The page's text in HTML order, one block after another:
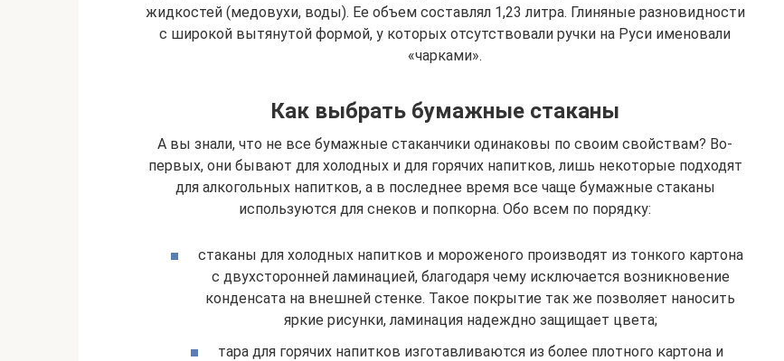
жидкостей (медовухи, воды). Ее объем составлял 1,23 литра. Глиняные разновидности
с широкой вытянутой формой, у которых отсутствовали ручки на Руси именовали
«чарками».
Как выбрать бумажные стаканы
А вы знали, что не все бумажные стаканчики одинаковы по своим свойствам? Во-
первых, они бывают для холодных и для горячих напитков, лишь некоторые подходят
для алкогольных напитков, а в последнее время все чаще бумажные стаканы
используются для снеков и попкорна. Обо всем по порядку:
стаканы для холодных напитков и мороженого производят из тонкого картона
с двухсторонней ламинацией, благодаря чему исключается возникновение
конденсата на внешней стенке. Такое покрытие так же позволяет наносить
яркие рисунки, ламинация надеждно защищает цвета;
тара для горячих напитков изготавливаются из более плотного картона и